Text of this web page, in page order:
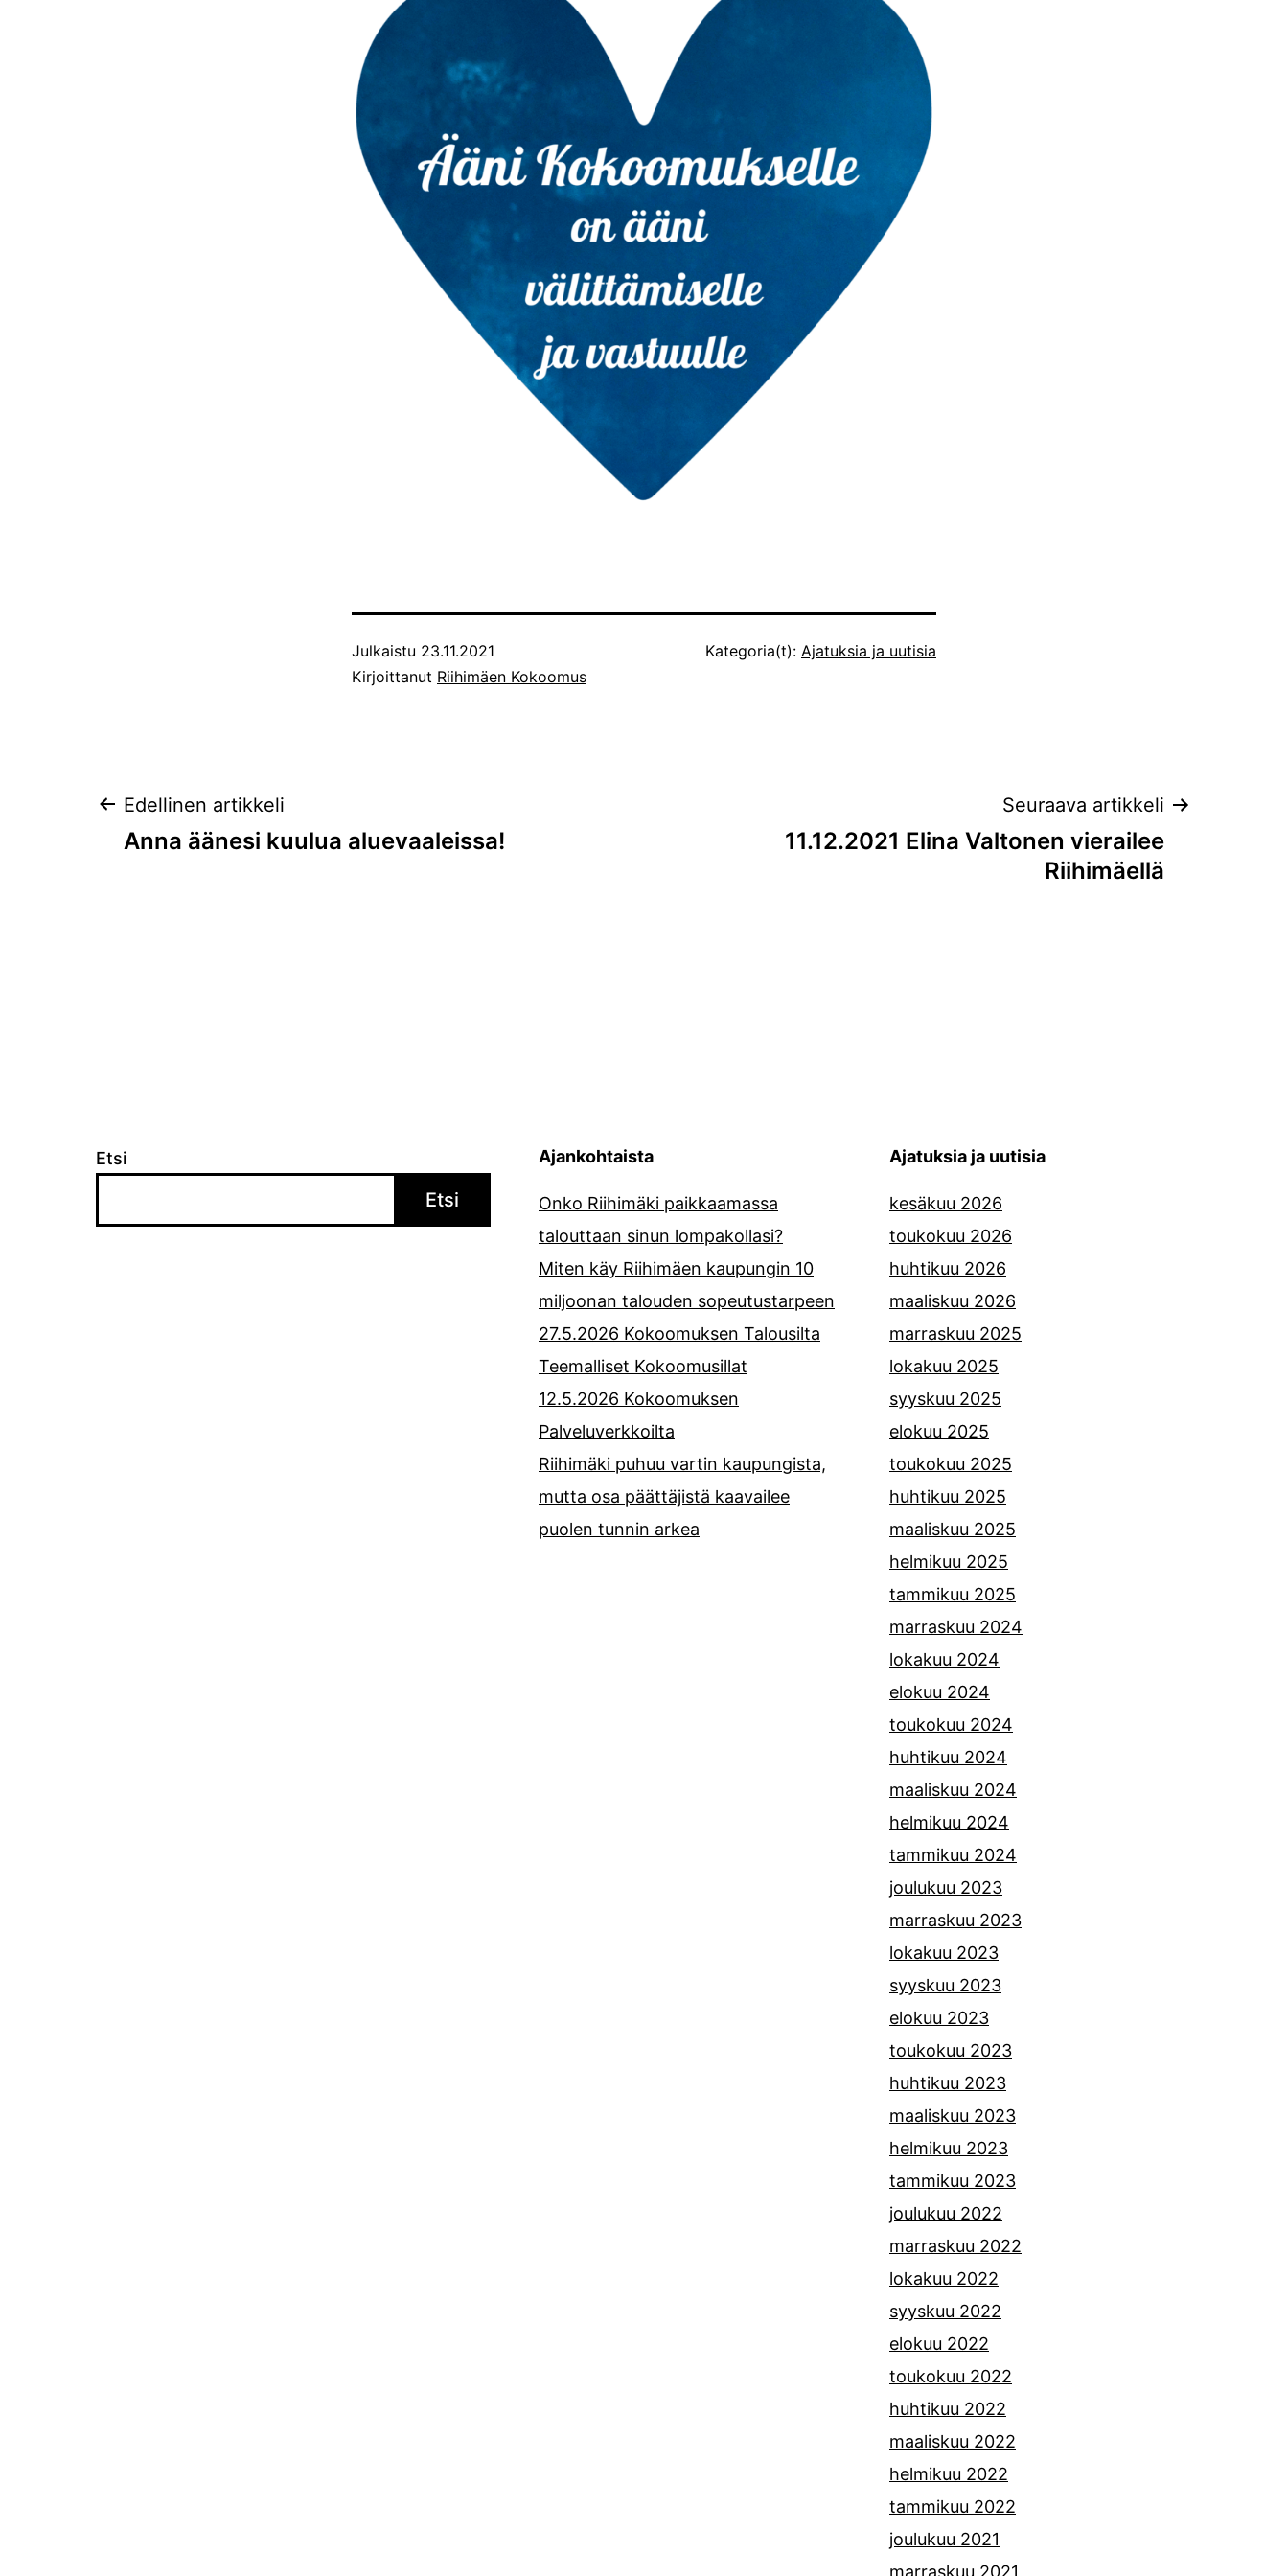
Julkaistu 23.11.2021
Kirjoittanut Riihimäen Kokoomus
Kategoria(t): Ajatuksia ja uutisia
Artikkelien
Edellinen artikkeli
Anna äänesi kuulua aluevaaleissa!
Seuraava artikkeli
11.12.2021 Elina Valtonen vierailee
Riihimäellä
Etsi
Etsi
Ajankohtaista
Onko Riihimäki paikkaamassa
talouttaan sinun lompakollasi?
Miten käy Riihimäen kaupungin 10
miljoonan talouden sopeutustarpeen
27.5.2026 Kokoomuksen Talousilta
Teemalliset Kokoomusillat
12.5.2026 Kokoomuksen
Palveluverkkoilta
Riihimäki puhuu vartin kaupungista,
mutta osa päättäjistä kaavailee
puolen tunnin arkea
Ajatuksia ja uutisia
kesäkuu 2026
toukokuu 2026
huhtikuu 2026
maaliskuu 2026
marraskuu 2025
lokakuu 2025
syyskuu 2025
elokuu 2025
toukokuu 2025
huhtikuu 2025
maaliskuu 2025
helmikuu 2025
tammikuu 2025
marraskuu 2024
lokakuu 2024
elokuu 2024
toukokuu 2024
huhtikuu 2024
maaliskuu 2024
helmikuu 2024
tammikuu 2024
joulukuu 2023
marraskuu 2023
lokakuu 2023
syyskuu 2023
elokuu 2023
toukokuu 2023
huhtikuu 2023
maaliskuu 2023
helmikuu 2023
tammikuu 2023
joulukuu 2022
marraskuu 2022
lokakuu 2022
syyskuu 2022
elokuu 2022
toukokuu 2022
huhtikuu 2022
maaliskuu 2022
helmikuu 2022
tammikuu 2022
joulukuu 2021
marraskuu 2021